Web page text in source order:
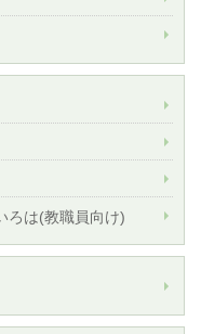
は(教職員向け)